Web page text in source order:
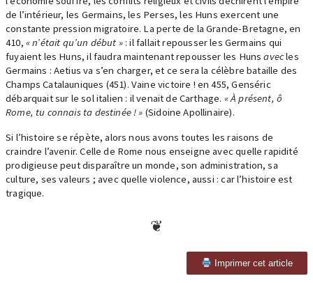
de l’intérieur, les Germains, les Perses, les Huns exercent une
constante pression migratoire. La perte de la Grande-Bretagne, en
410, « n’était qu’un début »: il fallait repousser les Germains qui
fuyaient les Huns, il faudra maintenant repousser les Hunsavecles
Germains : Aetius va s’en charger, et ce sera la célèbre bataille des
Champs Catalauniques (451). Vaine victoire ! en 455, Genséric
débarquait sur le sol italien : il venait de Carthage. « À présent, ô
Rome, tu connais ta destinée ! » (Sidoine Apollinaire).
Si l’histoire se répète, alors nous avons toutes les raisons de
craindre l’avenir. Celle de Rome nous enseigne avec quelle rapidité
prodigieuse peut disparaître un monde, son administration, sa
culture, ses valeurs ; avec quelle violence, aussi : car l’histoire est
tragique.
Imprimer cet article